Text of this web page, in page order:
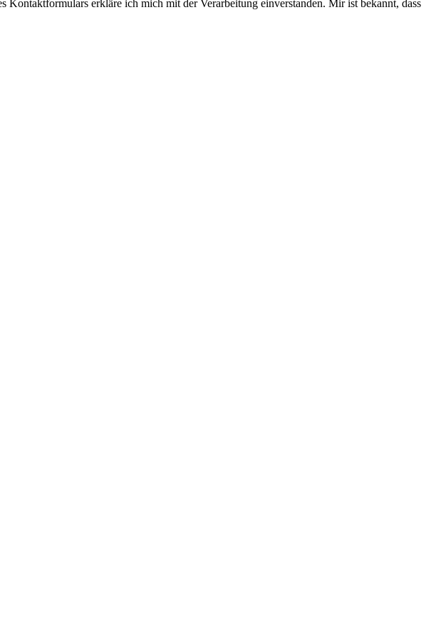
Kontaktformulars erkläre ich mich mit der Verarbeitung einverstanden. Mir ist bekannt, dass